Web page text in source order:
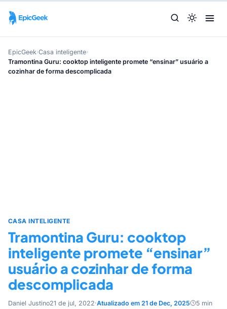
EpicGeek›Casa inteligente›
Tramontina Guru: cooktop inteligente promete “ensinar” usuário a
cozinhar de forma descomplicada
CASA INTELIGENTE
Tramontina Guru: cooktop
inteligente promete “ensinar”
usuário a cozinhar de forma
descomplicada
Daniel Justino21 de jul, 2022·Atualizado em 21 de Dec, 2025 5 min